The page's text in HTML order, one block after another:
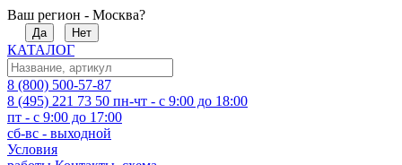
Ваш регион - Москва?
Да Нет
КАТАЛОГ
8 (800) 500-57-87
8 (495) 221 73 50 пн-чт - с 9:00 до 18:00
пт - с 9:00 до 17:00
сб-вс - выходной
Условия